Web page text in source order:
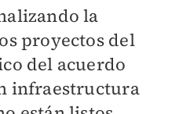
la
proyectos del
del acuerdo
infraestructura